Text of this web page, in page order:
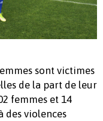
sont victimes
de la part de leur
femmes et 14
des violences